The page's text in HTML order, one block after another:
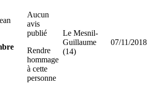
Aucun
avis
publié
Rendre
hommage
à cette
personne
Le Mesnil-
Guillaume
(14)
07/11/2018